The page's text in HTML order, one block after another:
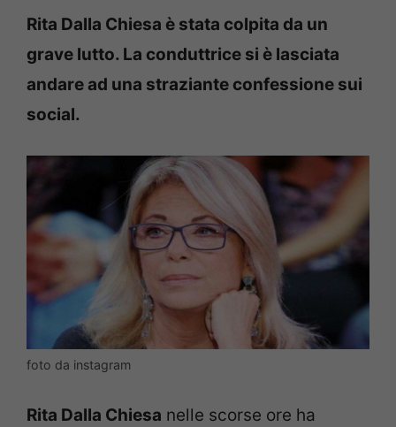
Rita Dalla Chiesa è stata colpita da un
grave lutto. La conduttrice si è lasciata
andare ad una straziante confessione sui
social.
foto da instagram
Rita Dalla Chiesa nelle scorse ore ha